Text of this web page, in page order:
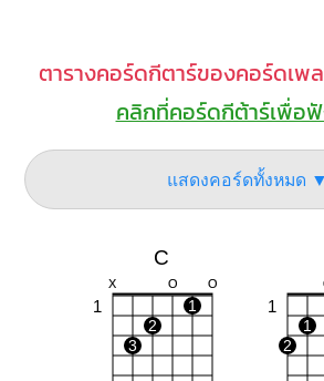
ตารางคอร์ดกีตาร์ของคอร์ดเพ
คลิกที่คอร์ดกีต้าร์เพื่อ
แสดงคอร์ดทั้งหมด ▼
C
X O O
1
1
2
3
1
1
2